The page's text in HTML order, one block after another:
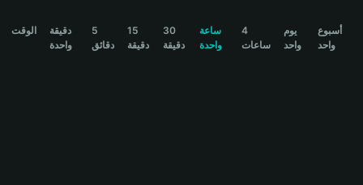
বাংলাالوقت
دقيقة
واحدة
5
دقائق
15
دقيقة
30
دقيقة
ساعة
واحدة
4
ساعات
يوم
واحد
أسبوع
واحد